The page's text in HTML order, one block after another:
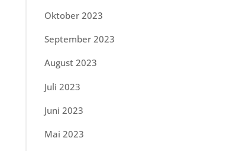
Oktober 2023
September 2023
August 2023
Juli 2023
Juni 2023
Mai 2023